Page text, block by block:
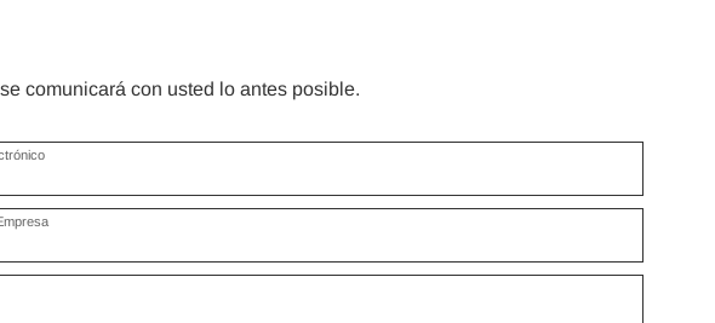
comunicará con usted lo antes posible.